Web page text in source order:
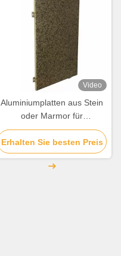
Video
Aluminiumplatten aus Stein
oder Marmor für
Wandbeschichtung und
Dekoration
Erhalten Sie besten Preis